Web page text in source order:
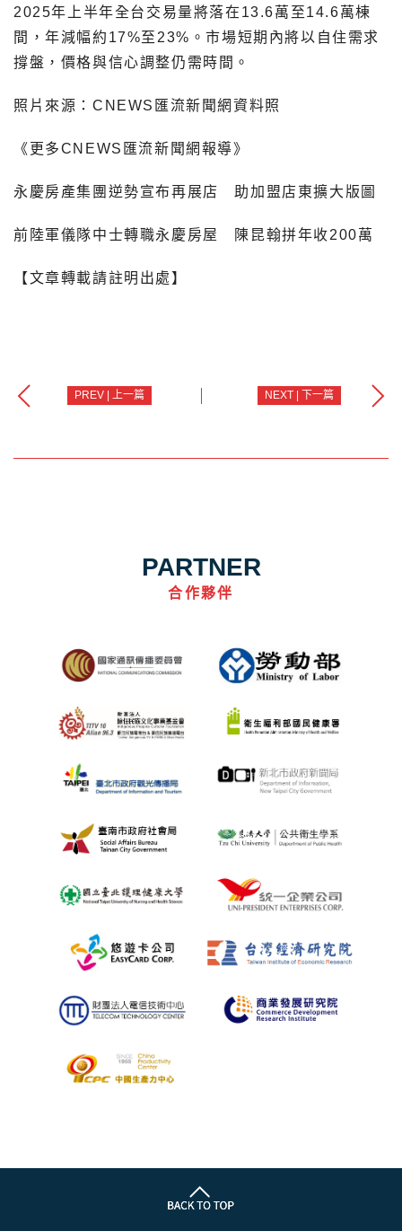
2025年上半年全台交易量將落在13.6萬至14.6萬棟
間，年減幅約17%至23%。市場短期內將以自住需求
撐盤，價格與信心調整仍需時間。
照片來源：CNEWS匯流新聞網資料照
《更多CNEWS匯流新聞網報導》
永慶房產集團逆勢宣布再展店 助加盟店東擴大版圖
前陸軍儀隊中士轉職永慶房屋 陳昆翰拼年收200萬
【文章轉載請註明出處】
PREV | 上一篇 NEXT | 下一篇
PARTNER
合作夥伴